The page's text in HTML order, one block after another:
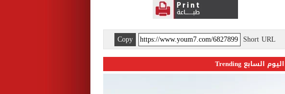
Short URL
Copy
اليوم السابع Trending